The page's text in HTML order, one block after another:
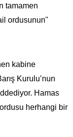
tamamen
ordusunun"
kabine
Kurulu’nun
Hamas
herhangi bir